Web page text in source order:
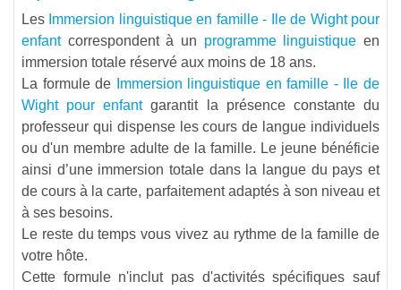
Les Immersion linguistique en famille - Ile de Wight pour
enfantcorrespondent à un programme linguistique en
immersion totale réservé aux moins de 18 ans.
La formule de
Immersion linguistique en famille - Ile de
Wight pour enfantgarantit la présence constante du
professeur qui dispense les cours de langue individuels
ou d'un membre adulte de la famille. Le jeune bénéficie
ainsi d’une immersion totale dans la langue du pays et
de cours à la carte, parfaitement adaptés à son niveau et
à ses besoins.
Le reste du temps vous vivez au rythme de la famille de
votre hôte.
Cette formule n'inclut pas d'activités spécifiques sauf